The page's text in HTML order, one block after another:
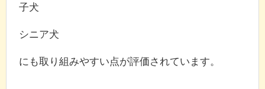
子犬
シニア犬
にも取り組みやすい点が評価されています。